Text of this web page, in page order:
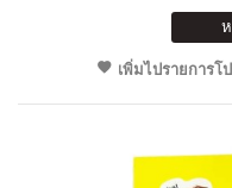
เพิ่มไปรายการโ